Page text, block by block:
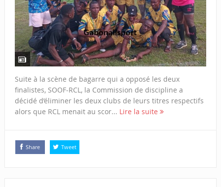
Suite à la scène de bagarre qui a opposé les deux
finalistes, SOOF-RCL, la Commission de discipline a
décidé d’éliminer les deux clubs de leurs titres respectifs
alors que RCL menait au scor... Lire la suite
Share Tweet